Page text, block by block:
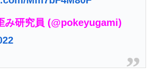
研究員 (@pokeyugami)